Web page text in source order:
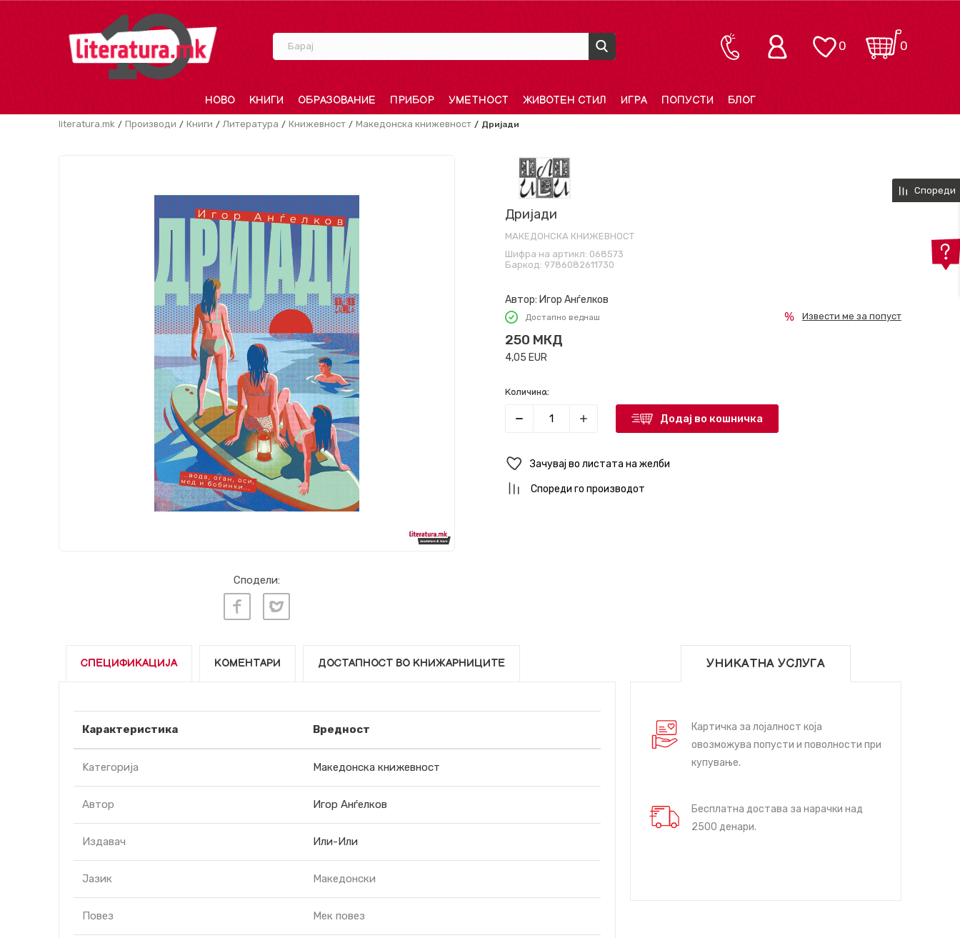
Барај 0
0
НОВО КНИГИ ОБРАЗОВАНИЕ ПРИБОР УМЕТНОСТ ЖИВОТЕН СТИЛ ИГРА ПОПУСТИ БЛОГ
literatura.mk Производи Книги Литература Книжевност Македонска книжевност Дријади
Сподели:
Дријади
МАКЕДОНСКА КНИЖЕВНОСТ
Шифра на артикл: 068573
Баркод: 9786082611730
Автор: Игор Анѓелков
Достапно веднаш
250 МКД
4,05 EUR
Извести ме за попуст
Количина:
Додај во кошничка
Зачувај во листата на желби
Спореди го производот
СПЕЦИФИКАЦИЈА КОМЕНТАРИ ДОСТАПНОСТ ВО КНИЖАРНИЦИТЕ
Карактеристика Вредност
Kатегорија Македонска книжевност
Автор Игор Анѓелков
Издавач Или-Или
Јазик Македонски
Повез Мек повез
УНИКАТНА УСЛУГА
Картичка за лојалност која
овозможува попусти и поволности при
купување.
Бесплатна достава за нарачки над
2500 денари.
Спореди